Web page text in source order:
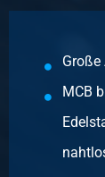
Wählen Sie
2430-0136-
Rostfrei
Große
MCB